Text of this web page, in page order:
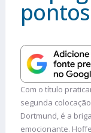
pontos
Com o título
segunda
Dortmund, é a
emocionante.